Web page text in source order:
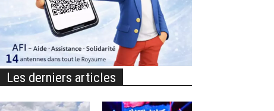
Les derniers articles